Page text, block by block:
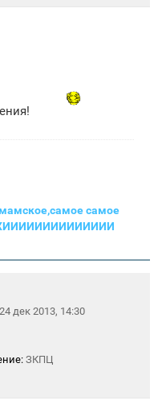
самое
24 дек 2013, 14:30
ЗКПЦ